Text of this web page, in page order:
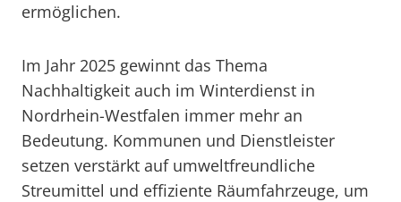
ermöglichen.
Im Jahr 2025 gewinnt das Thema
Nachhaltigkeit auch im Winterdienst in
Nordrhein-Westfalen immer mehr an
Bedeutung. Kommunen und Dienstleister
setzen verstärkt auf umweltfreundliche
Streumittel und effiziente Räumfahrzeuge, um